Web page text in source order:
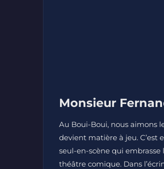
Monsieur
Au Boui-Boui, nous aimons
devient matière à jeu. C’est
seul-en-scène qui
théâtre comique. Dans